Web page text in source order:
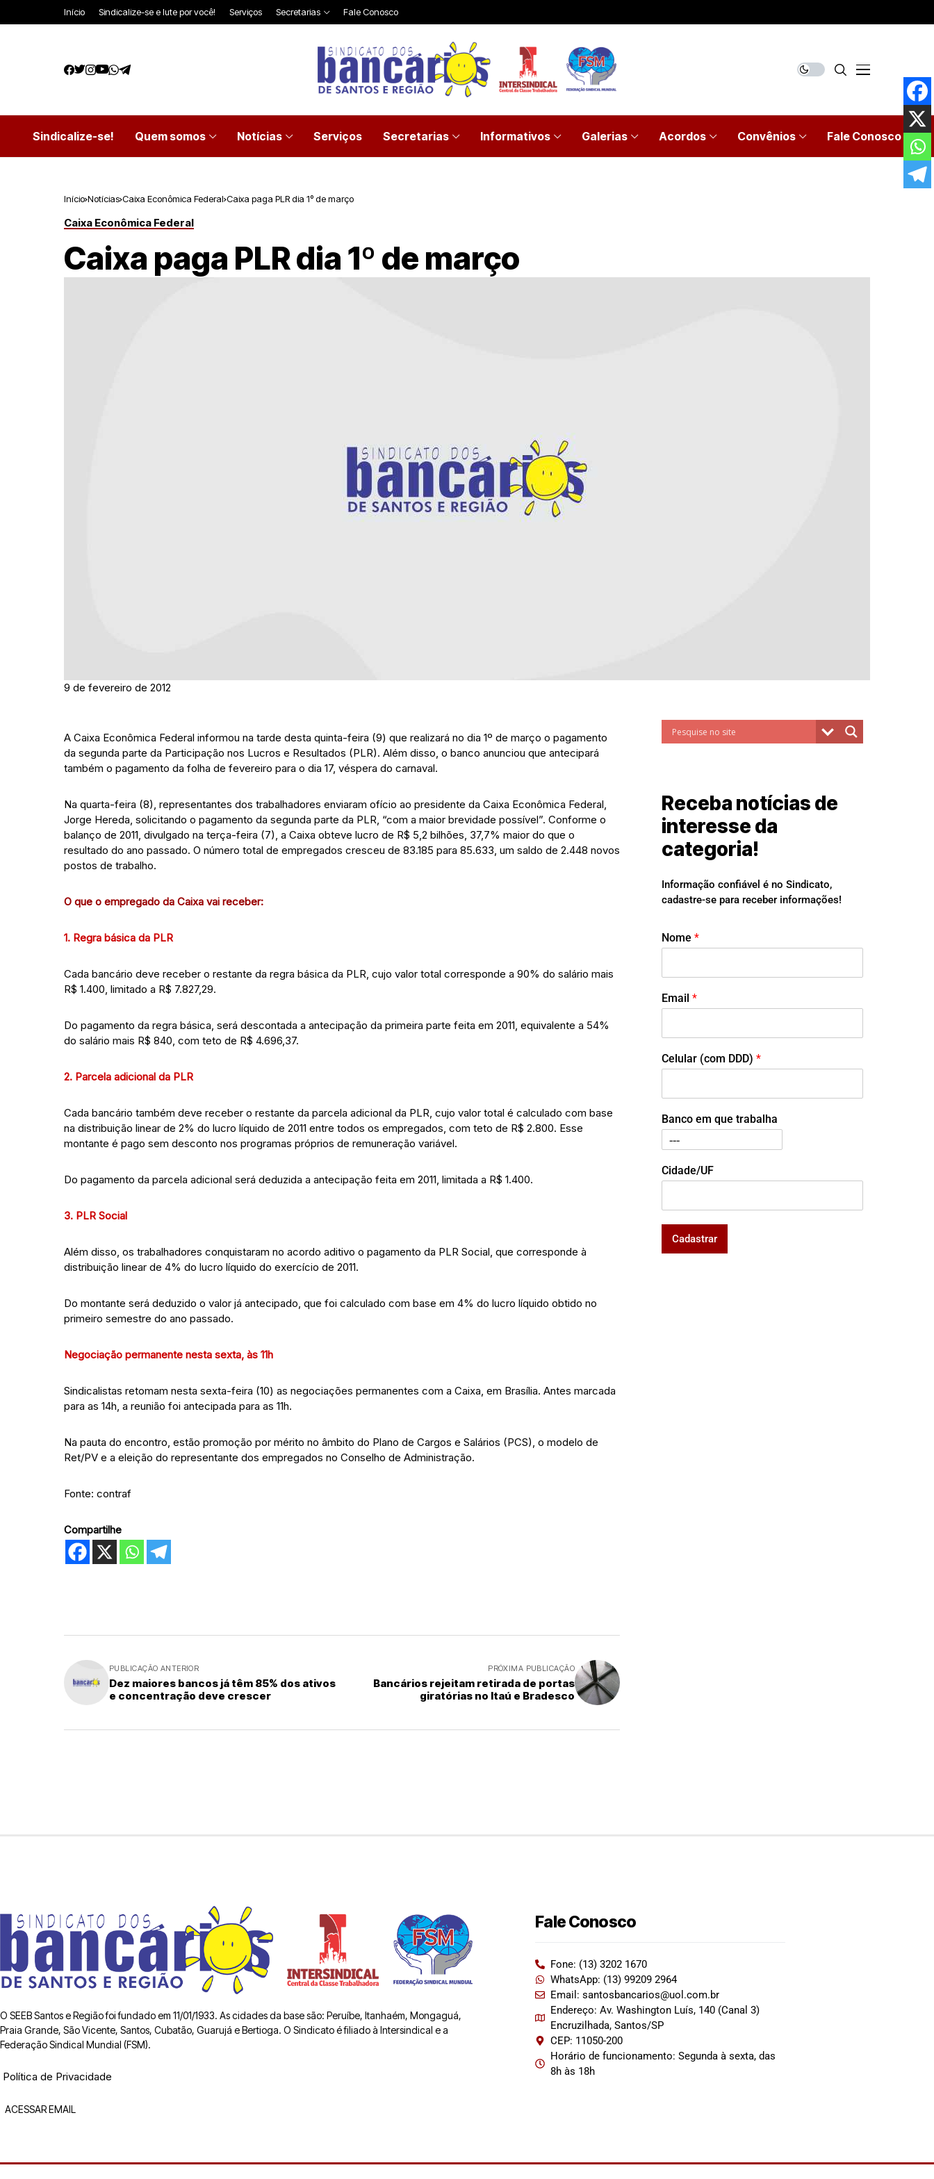
Início Sindicalize-se e lute por você! Serviços Secretarias Fale Conosco
Sindicalize-se! Quem somos Notícias Serviços Secretarias Informativos Galerias Acordos Convênios Fale Conosco
Início Notícias Caixa Econômica Federal Caixa paga PLR dia 1º de março
Caixa Econômica Federal
Caixa paga PLR dia 1º de março
9 de fevereiro de 2012
A Caixa Econômica Federal informou na tarde desta quinta-feira (9) que realizará no dia 1º de março o pagamento
da segunda parte da Participação nos Lucros e Resultados (PLR). Além disso, o banco anunciou que antecipará
também o pagamento da folha de fevereiro para o dia 17, véspera do carnaval.
Na quarta-feira (8), representantes dos trabalhadores enviaram ofício ao presidente da Caixa Econômica Federal,
Jorge Hereda, solicitando o pagamento da segunda parte da PLR, “com a maior brevidade possível”. Conforme o
balanço de 2011, divulgado na terça-feira (7), a Caixa obteve lucro de R$ 5,2 bilhões, 37,7% maior do que o
resultado do ano passado. O número total de empregados cresceu de 83.185 para 85.633, um saldo de 2.448 novos
postos de trabalho.
O que o empregado da Caixa vai receber:
1. Regra básica da PLR
Cada bancário deve receber o restante da regra básica da PLR, cujo valor total corresponde a 90% do salário mais
R$ 1.400, limitado a R$ 7.827,29.
Do pagamento da regra básica, será descontada a antecipação da primeira parte feita em 2011, equivalente a 54%
do salário mais R$ 840, com teto de R$ 4.696,37.
2. Parcela adicional da PLR
Cada bancário também deve receber o restante da parcela adicional da PLR, cujo valor total é calculado com base
na distribuição linear de 2% do lucro líquido de 2011 entre todos os empregados, com teto de R$ 2.800. Esse
montante é pago sem desconto nos programas próprios de remuneração variável.
Do pagamento da parcela adicional será deduzida a antecipação feita em 2011, limitada a R$ 1.400.
3. PLR Social
Além disso, os trabalhadores conquistaram no acordo aditivo o pagamento da PLR Social, que corresponde à
distribuição linear de 4% do lucro líquido do exercício de 2011.
Do montante será deduzido o valor já antecipado, que foi calculado com base em 4% do lucro líquido obtido no
primeiro semestre do ano passado.
Negociação permanente nesta sexta, às 11h
Sindicalistas retomam nesta sexta-feira (10) as negociações permanentes com a Caixa, em Brasília. Antes marcada
para as 14h, a reunião foi antecipada para as 11h.
Na pauta do encontro, estão promoção por mérito no âmbito do Plano de Cargos e Salários (PCS), o modelo de
Ret/PV e a eleição do representante dos empregados no Conselho de Administração.
Fonte: contraf
Compartilhe
PUBLICAÇÃO ANTERIOR
Dez maiores bancos já têm 85% dos ativos
e concentração deve crescer
PRÓXIMA PUBLICAÇÃO
Bancários rejeitam retirada de portas
giratórias no Itaú e Bradesco
Receba notícias de
interesse da
categoria!
Informação confiável é no Sindicato,
cadastre-se para receber informações!
Nome *
Email *
Celular (com DDD) *
Banco em que trabalha
Cidade/UF
Cadastrar
O SEEB Santos e Região foi fundado em 11/01/1933. As cidades da base são: Peruíbe, Itanhaém, Mongaguá,
Praia Grande, São Vicente, Santos, Cubatão, Guarujá e Bertioga. O Sindicato é filiado à Intersindical e a
Federação Sindical Mundial (FSM).
Política de Privacidade
ACESSAR EMAIL
Fale Conosco
Fone: (13) 3202 1670
WhatsApp: (13) 99209 2964
Email: santosbancarios@uol.com.br
Endereço: Av. Washington Luís, 140 (Canal 3)
Encruzilhada, Santos/SP
CEP: 11050-200
Horário de funcionamento: Segunda à sexta, das
8h às 18h